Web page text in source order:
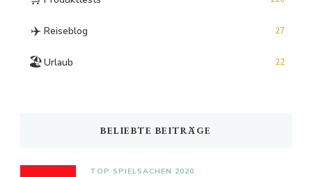
✈️ Reiseblog 27
🏖️Urlaub 22
BELIEBTE BEITRÄGE
TOP SPIELSACHEN 2020